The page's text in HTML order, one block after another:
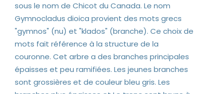
sous le nom de Chicot du Canada. Le nom
Gymnocladus dioica provient des mots grecs
"gymnos" (nu) et "klados" (branche). Ce choix de
mots fait référence à la structure de la
couronne. Cet arbre a des branches principales
épaisses et peu ramifiées. Les jeunes branches
sont grossières et de couleur bleu gris. Les